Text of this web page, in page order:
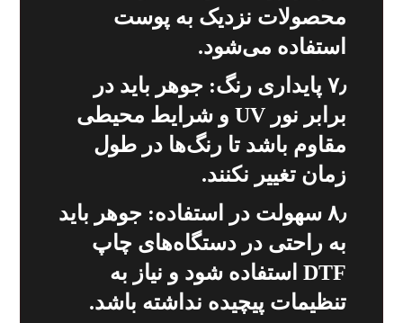
محصولات نزدیک به پوست
استفاده می‌شود.
۷٫ پایداری رنگ: جوهر باید در
برابر نور UV و شرایط محیطی
مقاوم باشد تا رنگ‌ها در طول
زمان تغییر نکنند.
۸٫ سهولت در استفاده: جوهر باید
به راحتی در دستگاه‌های چاپ
DTF استفاده شود و نیاز به
تنظیمات پیچیده نداشته باشد.